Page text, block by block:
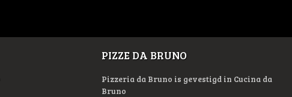
PIZZE DA BRUNO
Pizzeria da Bruno is gevestigd in Cucina da
Bruno